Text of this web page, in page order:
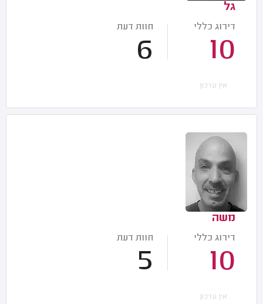
גל
דירוג כללי
10
חוות דעת
6
אין עדכון
משה
דירוג כללי
10
חוות דעת
5
אין עדכון